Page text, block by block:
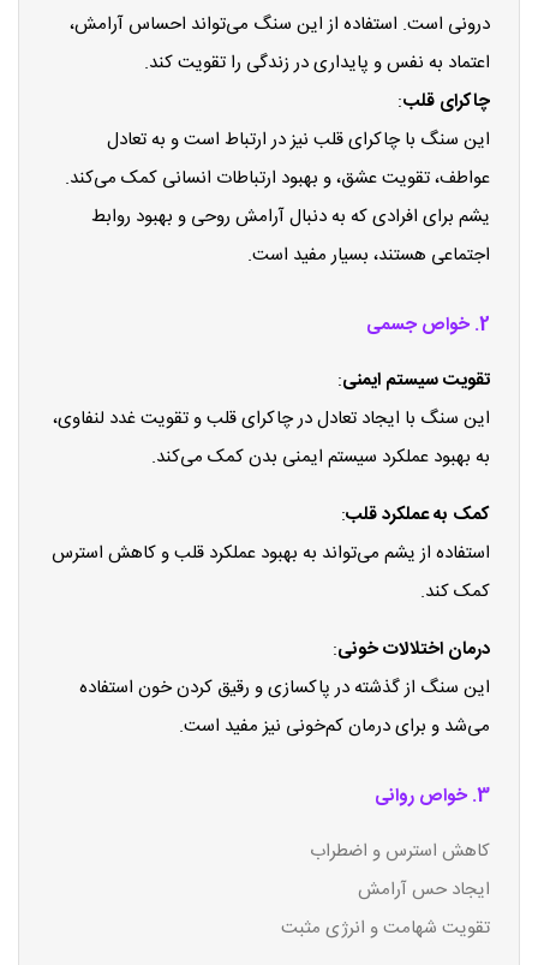
درونی است. استفاده از این سنگ می‌تواند احساس آرامش،
اعتماد به نفس و پایداری در زندگی را تقویت کند.
چاکرای قلب:
این سنگ با چاکرای قلب نیز در ارتباط است و به تعادل
عواطف، تقویت عشق، و بهبود ارتباطات انسانی کمک می‌کند.
یشم برای افرادی که به دنبال آرامش روحی و بهبود روابط
اجتماعی هستند، بسیار مفید است.
2. خواص جسمی
تقویت سیستم ایمنی:
این سنگ با ایجاد تعادل در چاکرای قلب و تقویت غدد لنفاوی،
به بهبود عملکرد سیستم ایمنی بدن کمک می‌کند.
کمک به عملکرد قلب:
استفاده از یشم می‌تواند به بهبود عملکرد قلب و کاهش استرس
کمک کند.
درمان اختلالات خونی:
این سنگ از گذشته در پاکسازی و رقیق کردن خون استفاده
می‌شد و برای درمان کم‌خونی نیز مفید است.
3. خواص روانی
کاهش استرس و اضطراب
ایجاد حس آرامش
تقویت شهامت و انرژی مثبت